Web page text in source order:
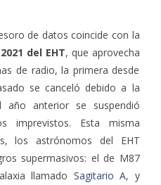
de datos coincide con la
del EHT, que aprovecha
de radio, la primera desde
se canceló debido a la
año anterior se suspendió
imprevistos. Esta misma
los astrónomos del EHT
supermasivos: el de M87
llamado Sagitario A, y